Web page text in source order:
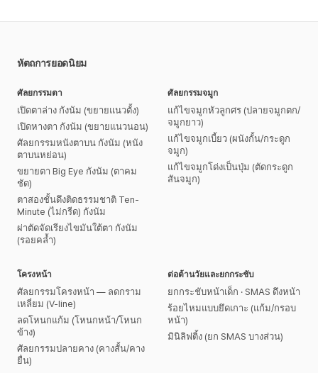
หัตถการยอดนิยม
ศัลยกรรมตา
เปิดตาล่าง กังนัม (ขยายแนวตั้ง)
เปิดหางตา กังนัม (ขยายแนวนอน)
ศัลยกรรมหนังตาบน กังนัม (หนัง
ตาบนหย่อน)
ขยายตา Big Eye กังนัม (ตาคม
ชัด)
ตาสองชั้นดึงติดธรรมชาติ Ten-
Minute (ไม่กรีด) กังนัม
ผ่าตัดจัดเรียงไขมันใต้ตา กังนัม
(รอยคล้ำ)
ศัลยกรรมจมูก
แก้ไขจมูกหัวลูกศร (ปลายจมูกตก/
จมูกยาว)
แก้ไขจมูกเบี้ยว (ผนังกั้น/กระดูก
จมูก)
แก้ไขจมูกโด่งเป็นปุ่ม (ตัดกระดูก
สันจมูก)
โครงหน้า
ศัลยกรรมโครงหน้า — ลดกราม
เหลี่ยม (V-line)
ลดโหนกแก้ม (โหนกหน้า/โหนก
ข้าง)
ศัลยกรรมปลายคาง (คางสั้น/คาง
ยื่น)
ต่อต้านวัยและยกกระชับ
ยกกระชับหน้าเด็ก · SMAS ดึงหน้า
ร้อยไหมแบบยึดเกาะ (แก้ม/กรอบ
หน้า)
มินิลิฟติ้ง (ยก SMAS บางส่วน)